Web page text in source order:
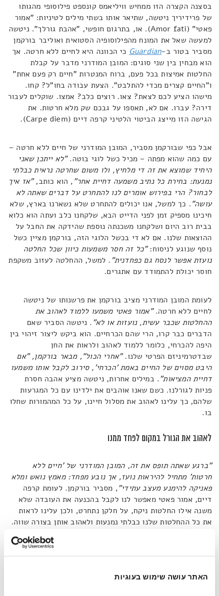
האתר עושה שימוש בעוגיות
בסצנה הקצרה הזו ממחיש וויליאמס קונספט פילוסופי מהגותו
של פרידיריך ניטשה, שתיאר אותו בשתי מילים לטיניות: "אמור
פאטי" (Amor fati). או, בתרגום חופשי, "אהבת גורלך". ניטשה
למעשה שאל את המונח מהפילוסופיה הסטואית ואוליבר בורקמן
מסביר בטור ב-Guardian כי הכוונה היא לחיים ללא חרטה. אך
הוא מבחין בין שני סוגים: המובן המודרני מדבר על קבלת
החלטות אמיצות בכל פעם, ברוח המנטרות "חיים רק פעם אחת"
ו"החיים קצרים מכדי להתלבט". הצעת עבודה בחו"ל? קחו.
מישהו הציע לכם לצאת? צאו. רוצים כלב? אמצו. שוקלים לעבור
דירה? עברו. אם לא, תאספו על גבכם שק מלא חרטות. את
הגישה הזו מייצג הביטוי הלטיני קרפה דיים (Carpe diem).
אבל כפי שבורקמן מסביר, המובן המודרני של חיים ללא חרטה –
עם כמה שהוא מפתה – מכיל כשל לוגי בוטה."לא ייתכן שאני
היחיד שמוצא את זה די מלחיץ, ולו משום שחרטה נראית כבלתי
נמנעת: בחירת כל נתיב משמעה דחיית אחר", הוא כותב,"אז איך
לבחור? הרי בפירוש אומרים לנו להתחרט על דברים שאתה לא
עושה". כך למשל, אנו יכולים להתחרט שלא נשארנו בארץ, שלא
חיכינו מספיק זמן לפני הדייט הבא, שלקחנו כלב ועתה הוא כלוא
בבית רוב היום ושלקחנו משכנתה נוספת שהידקה את החבל על
ההוצאות שלנו. אם לא די בכשל הלוגי הזה, בורקמן מציין כשל
נוסף שנוגע לניסוח:"כל זה חסר משמעות כיוון שכל החלטה
נועזת אפשר לנסח גם כפחדנית". למשל, ההחלטה לעזוב משקפת
חוסר יכולת להתמודד עם אתגרים.
לעומת המובן המודרני מציב בורקמן את פרשנותו של ניטשה
לחיים ללא חרטה."אמור פאטי משמעו ללמוד לאהוב את
ההחלטות שכבר עשית, נועזות או לא". ניטשה הסביר שאם
הדברים כבר קרו, הרי שהם הכרחיים. הוא ביקש ליצור זיהוי בין
היפה להכרחי, כלומר ללמוד לאהוב ולראות את החן
שבדטרמיניזם הפרטי שלנו."אחרי הכול", מבאר בורקמן, "אם
היבט מסוים של החיים באמת 'הכרחי', סירוב לקבל אותו משמעו
דחיית המציאות". במילים אחרות, ניטשה מציע אהבה חסרת
פניות לגורלנו. כשם שאנו אוהבים את ילדינו עם כל המגרעות
שלהם, כך עלינו לאהוב את מסלול חיינו, על כל המהמורות שחלו
בו.
לאהוב את הגורל במקום לפחד ממנו
"ברגע שאתה תופס את זה, המובן המודרני של 'חיים ללא
חרטות' מתחיל להיראות נועז, אך נובע מפחד: מאמץ נואש ומלא
פאניקה להימנע מעצב עתידי", מסביר בורקמן. לעומת קרפה
דיים, אמור פאטי מאפשר לנו לקבל בהכנעה את העובדה שלא
משנה אילו החלטות ניקח, על חלקן נתחרט, ולכן עלינו לראות
את כל ההחלטות שלנו כבלתי נמנעות ולאהוב אותן בצורה שווה.
עכשיו, יבואו ויאמרו הסקפטיים, הציניים והסרקסטיים: "אה,
אשמח ביחס לכל החלטה". ואז יסבירו ברצינות כי זה שומט את